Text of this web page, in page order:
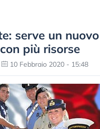
serve un nuovo
più risorse
10 Febbraio 2020 - 15:48